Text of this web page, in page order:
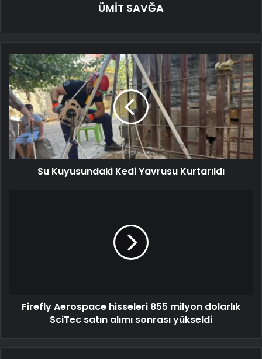
ÜMİT SAVĞA
Su Kuyusundaki Kedi Yavrusu Kurtarıldı
Firefly Aerospace hisseleri 855 milyon dolarlık
SciTec satın alımı sonrası yükseldi